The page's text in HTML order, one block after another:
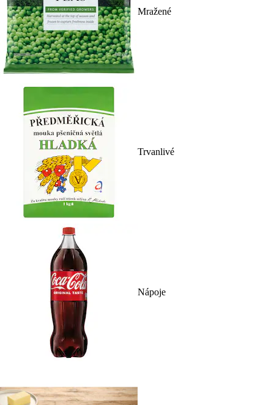
Mražené
Trvanlivé
Nápoje